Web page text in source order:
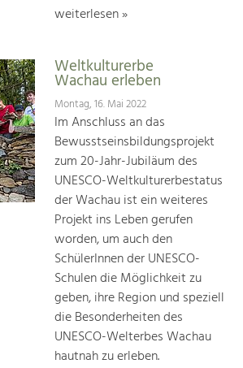
Wertschöpfung
weiterlesen »
Weltkulturerbe
Wachau erleben
Montag, 16. Mai 2022
Im Anschluss an das
Bewusstseinsbildungsprojekt
zum 20-Jahr-Jubiläum des
UNESCO-Weltkulturerbestatus
der Wachau ist ein weiteres
Projekt ins Leben gerufen
worden, um auch den
SchülerInnen der UNESCO-
Schulen die Möglichkeit zu
geben, ihre Region und speziell
die Besonderheiten des
UNESCO-Welterbes Wachau
hautnah zu erleben.